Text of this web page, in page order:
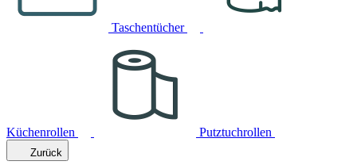
Taschentücher
Küchenrollen Putztuchrollen
Zurück